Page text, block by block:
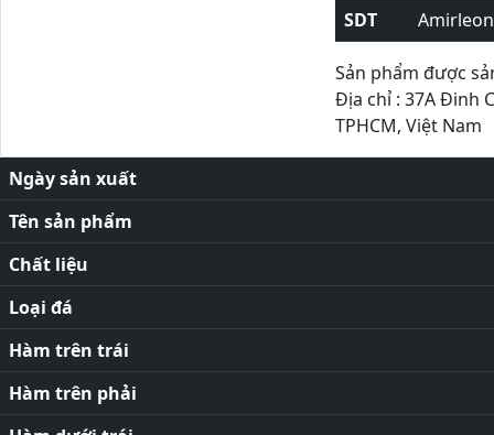
SDT
Sản phẩm được
Địa chỉ : 37A Đinh
TPHCM, Việt Nam
Ngày sản xuất
Tên sản phẩm
Chất liệu
Loại đá
Hàm trên trái
Hàm trên phải